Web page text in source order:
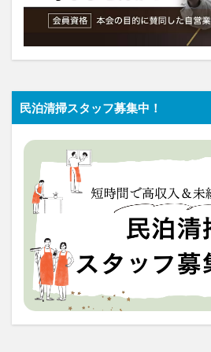
民泊清掃スタッフ募集中！